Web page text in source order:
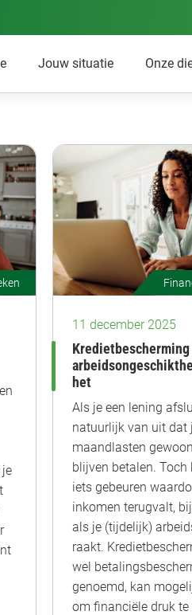
Jouw situatie Onze
11 december 2025
het
Als je een lening
natuurlijk van uit dat
maandlasten
blijven betalen. Toch
iets gebeuren
inkomen terugvalt,
als je (tijdelijk)
raakt.
wel
genoemd, kan
om financiële druk te